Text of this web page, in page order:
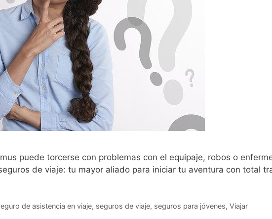
puede torcerse con problemas con el equipaje, robos o
de viaje: tu mayor aliado para iniciar tu aventura con total
de asistencia en viaje, seguros de viaje, seguros para jóvenes, Viajar